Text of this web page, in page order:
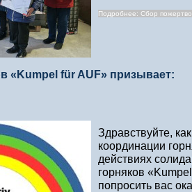
Подробнее: Сбор
«Kumpel für AUF» призывает:
Здравствуйте,
координации
действиях
горняков
попросить вас